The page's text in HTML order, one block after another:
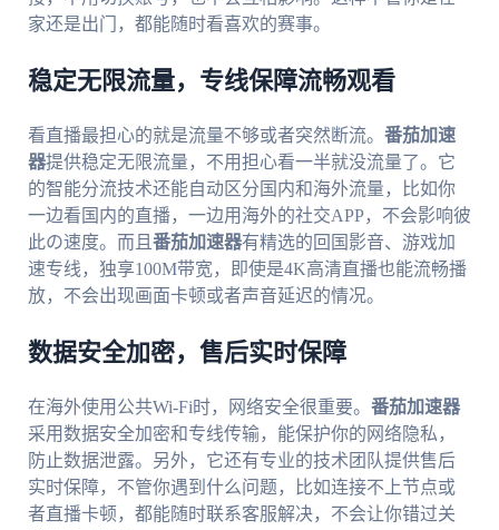
家还是出门，都能随时看喜欢的赛事。
稳定无限流量，专线保障流畅观看
看直播最担心的就是流量不够或者突然断流。 番茄加速
器提供稳定无限流量，不用担心看一半就没流量了。它
的智能分流技术还能自动区分国内和海外流量，比如你
一边看国内的直播，一边用海外的社交APP，不会影响彼
此の速度。而且 番茄加速器有精选的回国影音、游戏加
速专线，独享100M带宽，即使是4K高清直播也能流畅播
放，不会出现画面卡顿或者声音延迟的情况。
数据安全加密，售后实时保障
在海外使用公共Wi-Fi时，网络安全很重要。 番茄加速器
采用数据安全加密和专线传输，能保护你的网络隐私，
防止数据泄露。另外，它还有专业的技术团队提供售后
实时保障，不管你遇到什么问题，比如连接不上节点或
者直播卡顿，都能随时联系客服解决，不会让你错过关